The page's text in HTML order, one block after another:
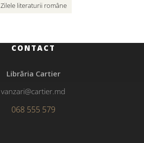
Zilele literaturii române
CONTACT
Librăria Cartier
vanzari@cartier.md
068 555 579